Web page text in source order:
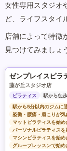
女性専用スタジオ
ど、ライフスタイ
店舗によって特徴
見つけてみましょ
ゼンプレイスピ
藤が丘スタジオ店
ピラティス
駅から徒
駅から5分以内のジムに
姿勢・腰痛・肩こりが気
マットピラティスを始め
パーソナルピラティスを
マシンピラティスを始め
グループレッスンで始め